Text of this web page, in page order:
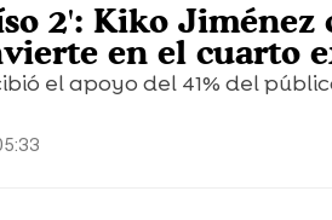
2': Kiko Jiménez
en el cuarto
el apoyo del 41% del